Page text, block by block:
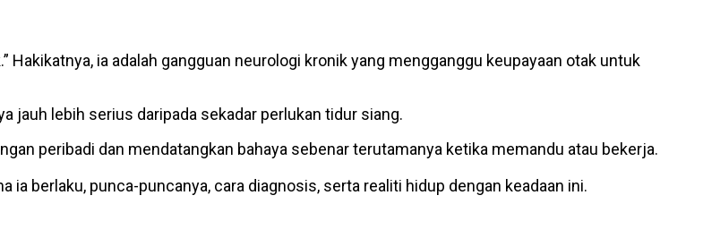
ia adalah gangguan neurologi kronik yang mengganggu keupayaan otak untuk
jauh lebih serius daripada sekadar perlukan tidur siang.
peribadi dan mendatangkan bahaya sebenar terutamanya ketika memandu atau bekerja.
berlaku, punca-puncanya, cara diagnosis, serta realiti hidup dengan keadaan ini.